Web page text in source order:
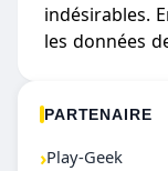
indésirables.
les données
PARTENAIRE
›Play-Geek